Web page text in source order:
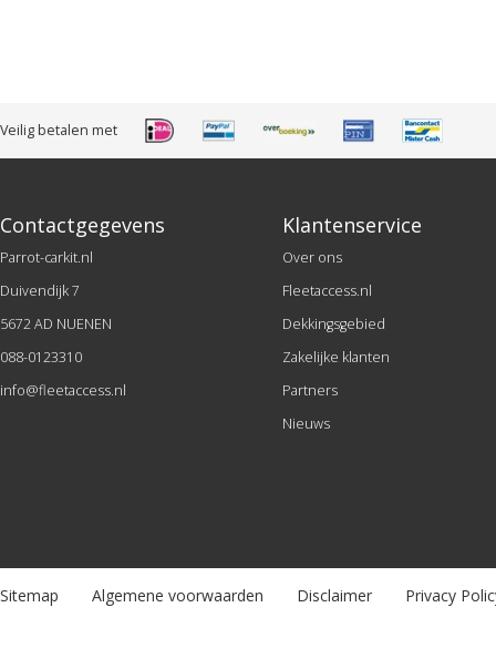
Veilig betalen met
Contactgegevens
Parrot-carkit.nl
Duivendijk 7
5672 AD NUENEN
088-0123310
info@fleetaccess.nl
Klantenservice
Over ons
Fleetaccess.nl
Dekkingsgebied
Zakelijke klanten
Partners
Nieuws
Sitemap Algemene voorwaarden Disclaimer Privacy